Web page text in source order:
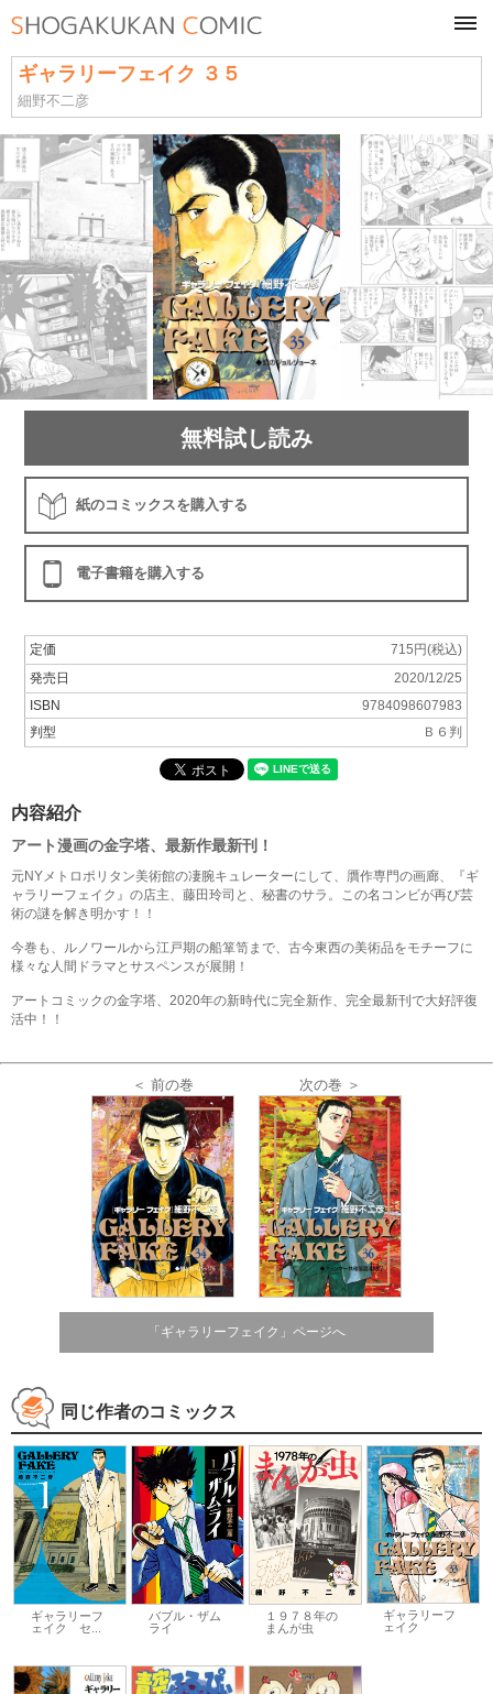
ギャラリーフェイク ３５
細野不二彦
無料試し読み
紙のコミックスを購入する
電子書籍を購入する
定価
715円(税込)
発売日
2020/12/25
ISBN
9784098607983
判型
Ｂ６判
内容紹介
アート漫画の金字塔、最新作最新刊！
元NYメトロポリタン美術館の凄腕キュレーターにして、贋作専門の画廊、『ギ
ャラリーフェイク』の店主、藤田玲司と、秘書のサラ。この名コンビが再び芸
術の謎を解き明かす！！
今巻も、ルノワールから江戸期の船箪笥まで、古今東西の美術品をモチーフに
様々な人間ドラマとサスペンスが展開！
アートコミックの金字塔、2020年の新時代に完全新作、完全最新刊で大好評復
活中！！
＜ 前の巻 次の巻 ＞
「ギャラリーフェイク」ページへ
同じ作者のコミックス
ギャラリーフ
ェイク セ...
バブル・ザム
ライ
１９７８年の
まんが虫
ギャラリーフ
ェイク